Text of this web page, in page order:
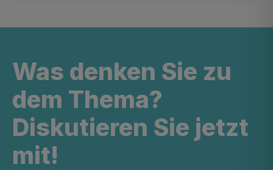
Was denken Sie zu
dem Thema?
Diskutieren Sie jetzt
mit!